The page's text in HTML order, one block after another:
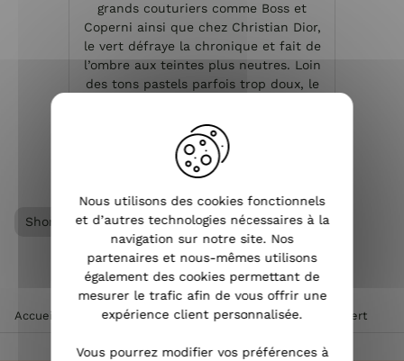
grands couturiers comme Boss et
Coperni ainsi que chez Christian Dior,
le vert défraye la chronique et fait de
l’ombre aux teintes plus neutres. Loin
des tons pastels parfois trop doux, le
VOIR L'ARTICLE
Short femme Vêtements femme
Accueil Vêtements femme >Short femme >Short Jade vert
Nous utilisons des cookies fonctionnels
et d’autres technologies nécessaires à la
navigation sur notre site. Nos
partenaires et nous-mêmes utilisons
également des cookies permettant de
mesurer le trafic afin de vous offrir une
expérience client personnalisée.
Vous pourrez modifier vos préférences à